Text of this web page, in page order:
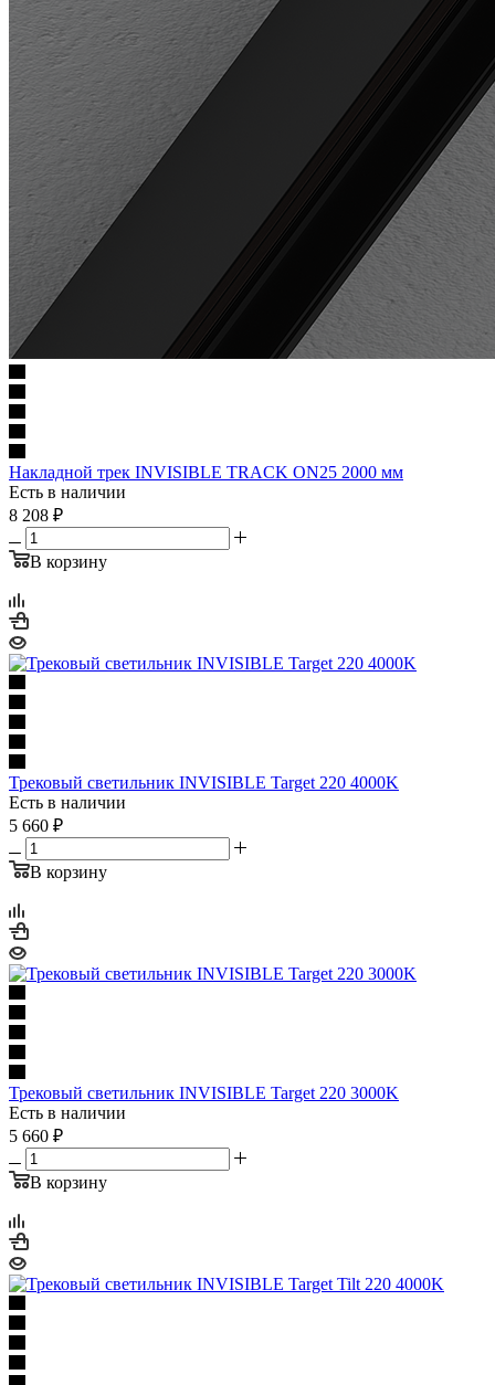
Накладной трек INVISIBLE TRACK ON25 2000 мм
Есть в наличии
8 208 ₽
В корзину
Трековый светильник INVISIBLE Target 220 4000K
Есть в наличии
5 660 ₽
В корзину
Трековый светильник INVISIBLE Target 220 3000K
Есть в наличии
5 660 ₽
В корзину